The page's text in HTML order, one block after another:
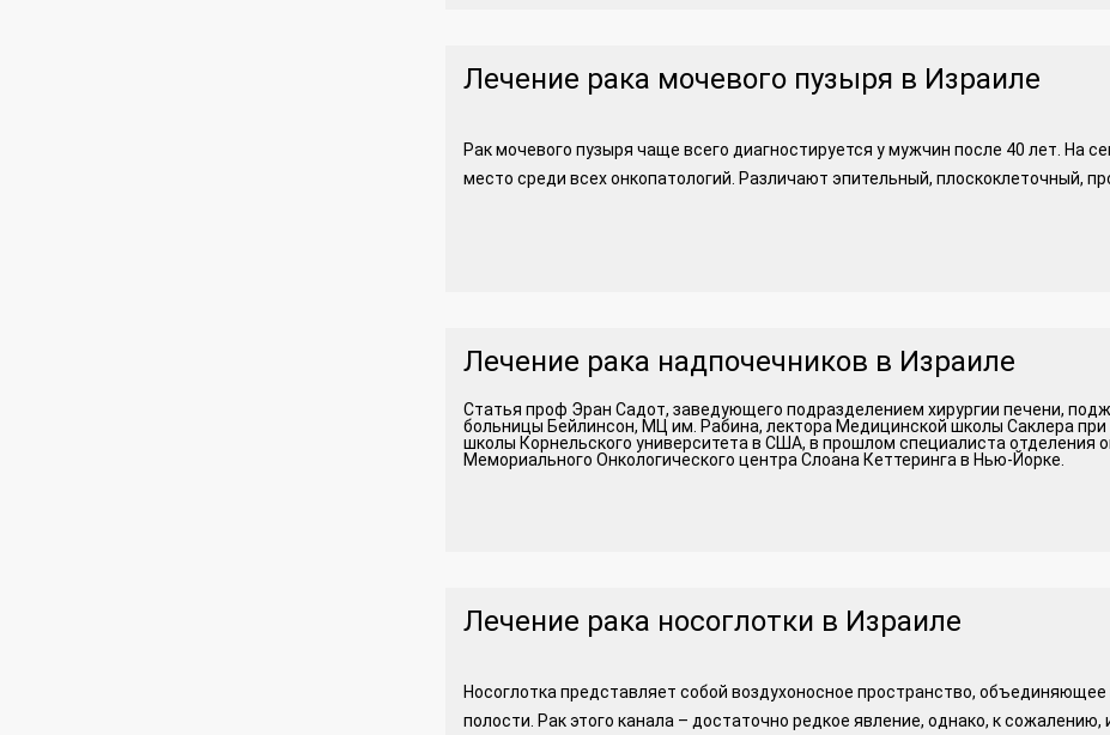
Лечение рака мочевого пузыря в Израиле
Рак мочевого пузыря чаще всего диагностируется у мужчин после 40 лет. На
место среди всех онкопатологий. Различают эпительный, плоскоклеточный,
Лечение рака надпочечников в Израиле
Статья проф Эран Садот, заведующего подразделением хирургии печени,
больницы Бейлинсон, МЦ им. Рабина, лектора Медицинской школы Саклера
школы Корнельского университета в США, в прошлом специалиста отделения
Мемориального Онкологического центра Слоана Кеттеринга в Нью-Йорке.
Лечение рака носоглотки в Израиле
Носоглотка представляет собой воздухоносное пространство,
полости. Рак этого канала – достаточно редкое явление, однако, к